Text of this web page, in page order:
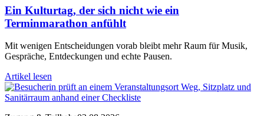
Ein Kulturtag, der sich nicht wie ein
Terminmarathon anfühlt
Mit wenigen Entscheidungen vorab bleibt mehr Raum für Musik,
Gespräche, Entdeckungen und echte Pausen.
Artikel lesen